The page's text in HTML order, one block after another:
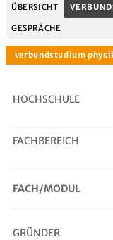
ÜBERSICHT
GESPRÄCHE
verbundstudium
HOCHSCHULE
FACHBEREICH
FACH/MODUL
GRÜNDER